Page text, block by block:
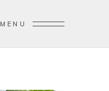
MENU